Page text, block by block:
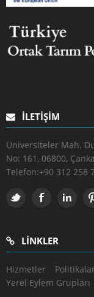
İLETIŞIM
Üniversiteler Mah.
No: 161, 06800,
Telefon:+90 312 258
LINKLER
Hizmetler
Yerel Eylem Grupları